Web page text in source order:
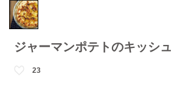
ジャーマンポテトのキッシュ
23